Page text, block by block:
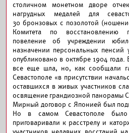
столичном монетном дворе
нагрудных медалей для
30 бронзовых с позолотой
Комитета по восстановлению
повеление об учреждении
назначении персональных
опубликовано в октябре 1904
все еще шла, но, как сообщали
Севастополе «в присутствии
оставшихся в живых участников
освящение грандиозной панорамы
Мирный договор с Японией был
Но в самом Севастополе
приговаривали к расстрелу и